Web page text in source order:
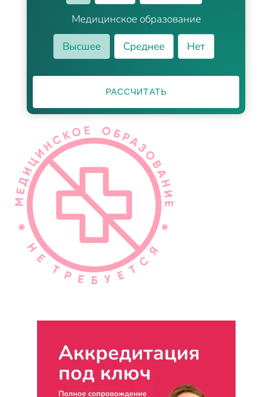
Медицинское образование
Высшее
Среднее Нет
РАССЧИТАТЬ